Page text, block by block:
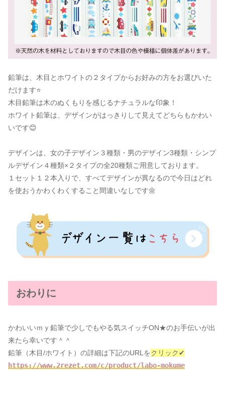
鉛筆は、木目とホワイトの２タイプからお好みの方をお選びいた
だけます⭐
木目鉛筆は木のぬくもりを感じるナチュラルな印象！
ホワイト鉛筆は、デザインがはっきりして見えてどちらもかわい
いです😊
デザインは、女の子デザイン３種類・男のデザイン3種類・シンプ
ルデザイン４種類×２タイプの全20種類ご用意しております。
１セット１２本入りで、すべてデザインが異なるので今日はどれ
を使おうかわくわくすること間違いなしです🌼
おわりに
かわいいｍｙ鉛筆で少しでもやる気スイッチON★のお手伝いが出
来たら幸いです＾＾
鉛筆（木目/ホワイト）の詳細は下記のURLをクリック✔
https://www.2rezet.com/c/product/labo-mokume